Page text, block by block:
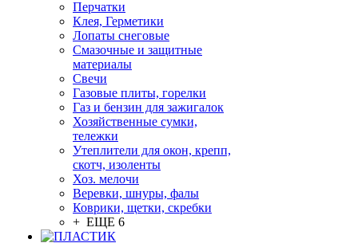
Перчатки
Клея, Герметики
Лопаты снеговые
Смазочные и защитные
материалы
Свечи
Газовые плиты, горелки
Газ и бензин для зажигалок
Хозяйственные сумки,
тележки
Утеплители для окон, крепп,
скотч, изоленты
Хоз. мелочи
Веревки, шнуры, фалы
Коврики, щетки, скребки
+ ЕЩЕ 6